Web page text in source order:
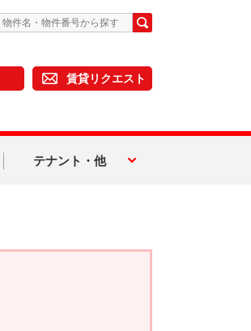
賃貸リクエスト
テナント・他